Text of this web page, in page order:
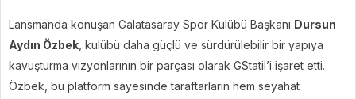
Lansmanda konuşan Galatasaray Spor Kulübü Başkanı Dursun
Aydın Özbek , kulübü daha güçlü ve sürdürülebilir bir yapıya
kavuşturma vizyonlarının bir parçası olarak GStatil’i işaret etti.
Özbek, bu platform sayesinde taraftarların hem seyahat